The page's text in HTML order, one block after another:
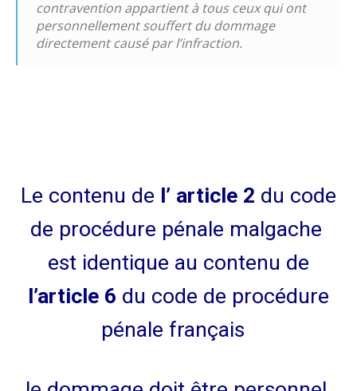
contravention appartient à tous ceux qui ont
personnellement souffert du dommage
directement causé par l’infraction.
Le contenu de l’ article 2 du code
de procédure pénale malgache
est identique au contenu de
l’article 6 du code de procédure
pénale français